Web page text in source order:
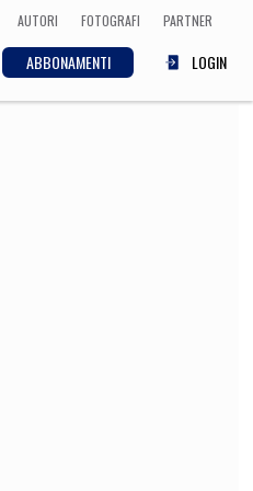
AUTORI FOTOGRAFI PARTNER
ABBONAMENTI LOGIN